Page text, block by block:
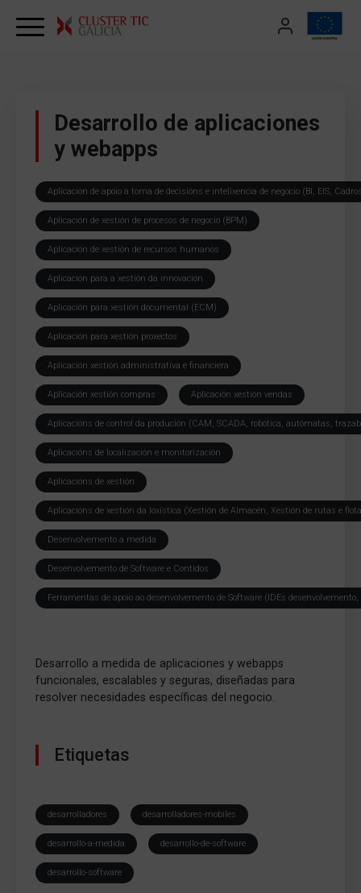
Desarrollo de aplicaciones
y webapps
Aplicación de apoio a toma de decisións e intelixencia de negocio (BI, EIS,
Aplicación de xestión de procesos de negocio (BPM)
Aplicación de xestión de recursos humanos
Aplicación para a xestión da innovación
Aplicación para xestión documental (ECM)
Aplicación para xestión proxectos
Aplicación xestión administrativa e financiera
Aplicación xestión compras Aplicación xestión vendas
Aplicacións de control da produción (CAM, SCADA, robótica, autómatas,
Aplicacións de localización e monitorización
Aplicacións de xestión
Aplicacións de xestión da loxística (Xestión de Almacén, Xestión de rutas e
Desenvolvemento a medida
Desenvolvemento de Software e Contidos
Ferramentas de apoio ao desenvolvemento de Software (IDEs
Desarrollo a medida de aplicaciones y webapps
funcionales, escalables y seguras, diseñadas para
resolver necesidades específicas del negocio.
Etiquetas
desarrolladores desarrolladores-mobiles
desarrollo-a-medida desarrollo-de-software
desarrollo-software